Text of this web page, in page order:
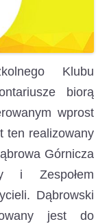
Klubu
biorą
wprost
ten realizowany
Górnicza
i Zespołem
Dąbrowski
jest do